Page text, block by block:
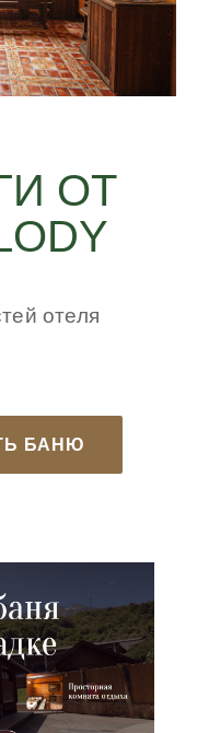
ОТ
отеля
БАНЮ